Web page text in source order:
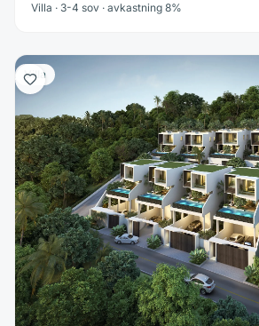
Villa · 3-4 sov · avkastning 8%
Villa